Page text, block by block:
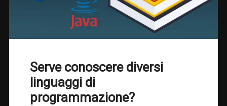
Serve conoscere diversi
linguaggi di
programmazione?